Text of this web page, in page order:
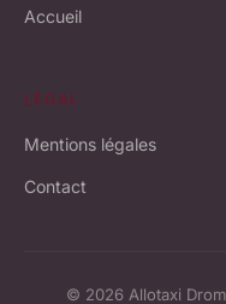
Accueil
LÉGAL
Mentions légales
Contact
© 2026 Allotaxi